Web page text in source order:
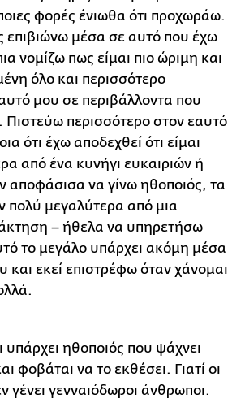
φορές ένιωθα ότι προχωράω.
επιβιώνω μέσα σε αυτό που έχω
νομίζω πως είμαι πιο ώριμη και
όλο και περισσότερο
μου σε περιβάλλοντα που
Πιστεύω περισσότερο στον εαυτό
ότι έχω αποδεχθεί ότι είμαι
από ένα κυνήγι ευκαιριών ή
αποφάσισα να γίνω ηθοποιός, τα
πολύ μεγαλύτερα από μια
– ήθελα να υπηρετήσω
το μεγάλο υπάρχει ακόμη μέσα
και εκεί επιστρέφω όταν χάνομαι
υπάρχει ηθοποιός που ψάχνει
φοβάται να το εκθέσει. Γιατί οι
γένει γενναιόδωροι άνθρωποι.